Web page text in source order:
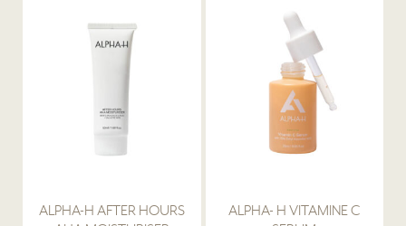
ALPHA-H AFTER HOURS
ALPHA- H VITAMINE C